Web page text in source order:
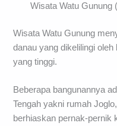
Wisata Watu Gunung
Wisata Watu Gunung
danau yang dikelilingi
yang tinggi.
Beberapa bangunannya
Tengah yakni rumah
berhiaskan pernak-pernik